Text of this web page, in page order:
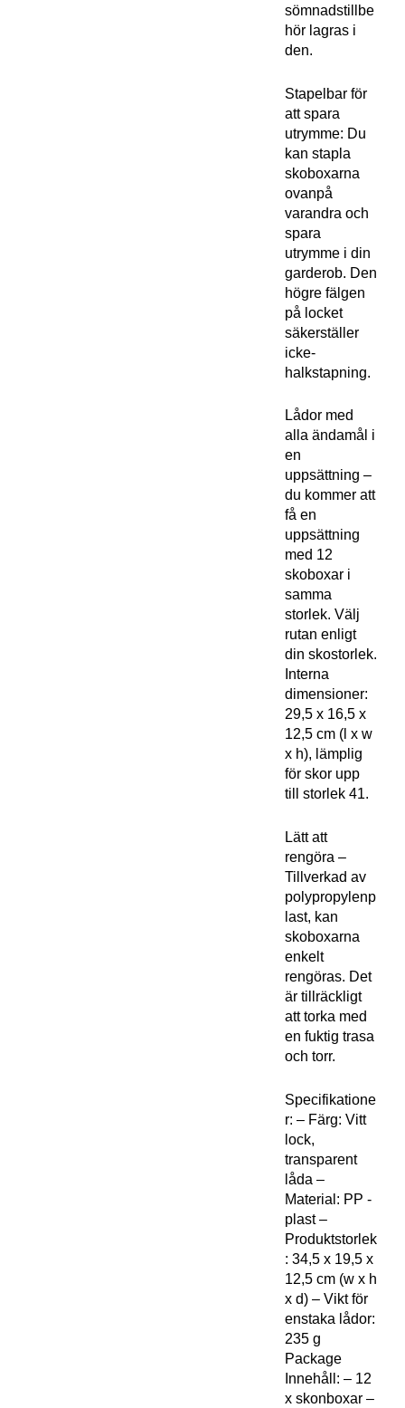
sömnadstillbe
hör lagras i
den.
Stapelbar för
att spara
utrymme: Du
kan stapla
skoboxarna
ovanpå
varandra och
spara
utrymme i din
garderob. Den
högre fälgen
på locket
säkerställer
icke-
halkstapning.
Lådor med
alla ändamål i
en
uppsättning –
du kommer att
få en
uppsättning
med 12
skoboxar i
samma
storlek. Välj
rutan enligt
din skostorlek.
Interna
dimensioner:
29,5 x 16,5 x
12,5 cm (l x w
x h), lämplig
för skor upp
till storlek 41.
Lätt att
rengöra –
Tillverkad av
polypropylenp
last, kan
skoboxarna
enkelt
rengöras. Det
är tillräckligt
att torka med
en fuktig trasa
och torr.
Specifikatione
r: – Färg: Vitt
lock,
transparent
låda –
Material: PP -
plast –
Produktstorlek
: 34,5 x 19,5 x
12,5 cm (w x h
x d) – Vikt för
enstaka lådor:
235 g
Package
Innehåll: – 12
x skonboxar –